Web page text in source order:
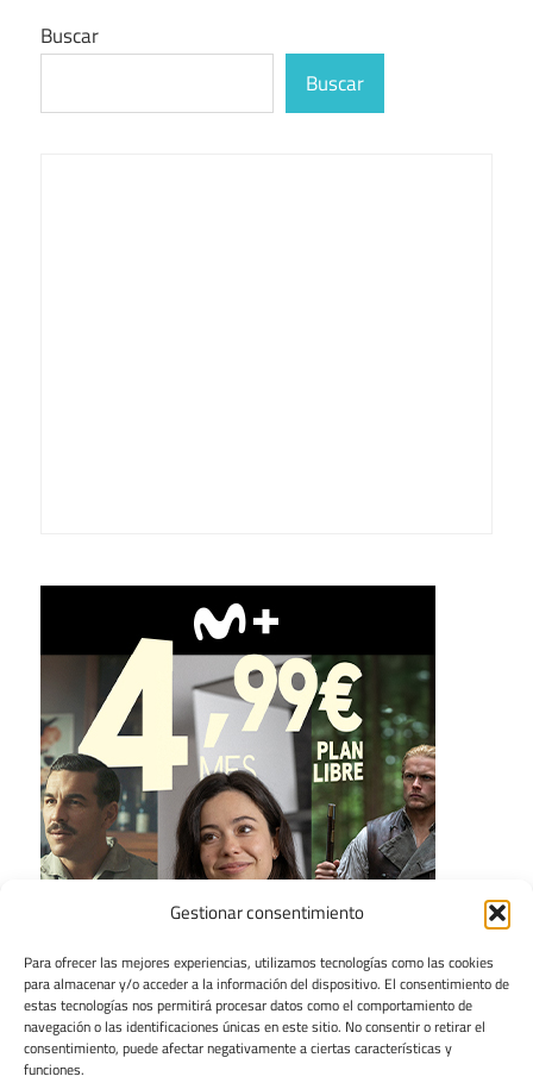
Gestionar consentimiento
Para ofrecer las mejores experiencias, utilizamos tecnologías como las cookies
para almacenar y/o acceder a la información del dispositivo. El consentimiento de
estas tecnologías nos permitirá procesar datos como el comportamiento de
navegación o las identificaciones únicas en este sitio. No consentir o retirar el
consentimiento, puede afectar negativamente a ciertas características y
funciones.
Buscar
Buscar